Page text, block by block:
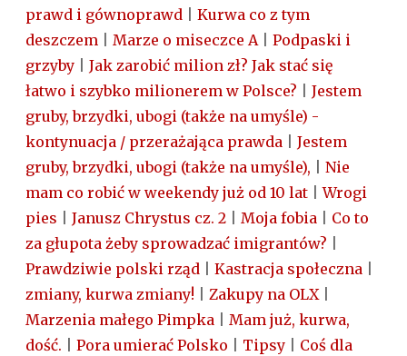
prawd i gównoprawd
Kurwa co z tym
deszczem
Marze o miseczce A| Podpaski i
grzyby
Jak zarobić milion zł? Jak stać się
łatwo i szybko milionerem w Polsce?
Jestem
gruby, brzydki, ubogi (także na umyśle) -
kontynuacja / przerażająca prawda
Jestem
gruby, brzydki, ubogi (także na umyśle),
Nie
mam co robić w weekendy już od 10 lat |Wrogi
pies
Janusz Chrystus cz. 2 Moja fobia
Co to
za głupota żeby sprowadzać imigrantów?
Prawdziwie polski rząd
Kastracja społeczna
zmiany, kurwa zmiany!
Zakupy na OLX|
Marzenia małego Pimpka
Mam już, kurwa,
dość.
Pora umierać Polsko Tipsy
Coś dla